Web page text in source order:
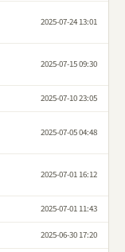
2025-07-24 13:01
2025-07-15 09:30
2025-07-10 23:05
2025-07-05 04:48
2025-07-01 16:12
2025-07-01 11:43
2025-06-30 17:20